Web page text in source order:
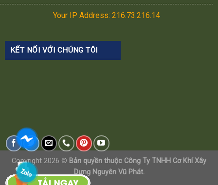
Your IP Address: 216.73.216.14
KẾT NỐI VỚI CHÚNG TÔI
Copyright 2026 © Bản quyền thuộc Công Ty TNHH Cơ Khí Xây
Dựng Nguyên Vũ Phát.